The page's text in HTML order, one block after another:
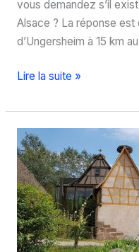
vous demandez s’il
Alsace ? La réponse est
d’Ungersheim à 15 km au
A
s’adresse
le
Parc
du
Petit
Prince
en
Alsace
Lire la suite »